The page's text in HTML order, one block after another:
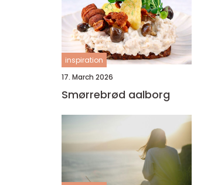
inspiration
17. March 2026
Smørrebrød aalborg